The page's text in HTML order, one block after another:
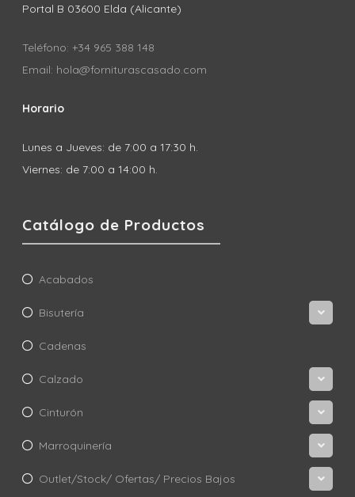
Portal B 03600 Elda (Alicante)
Teléfono: +34 965 388 148
Email: hola@forniturascasado.com
Horario
Lunes a Jueves: de 7:00 a 17:30 h.
Viernes: de 7:00 a 14:00 h.
Catálogo de Productos
Acabados
Bisutería
Cadenas
Calzado
Cinturón
Marroquinería
Outlet/Stock/ Ofertas/ Precios Bajos